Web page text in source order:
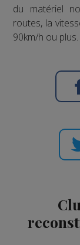
du matériel
routes, la
90km/h ou plus.